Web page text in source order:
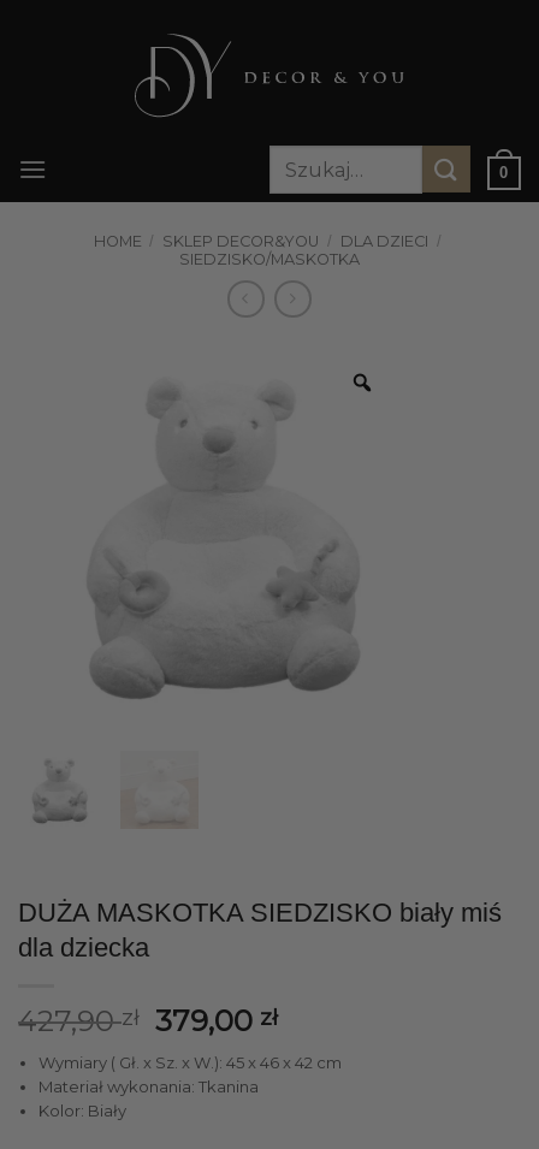
Szukaj:
0
HOME / SKLEP DECOR&YOU / DLA DZIECI /
SIEDZISKO/MASKOTKA
DUŻA MASKOTKA SIEDZISKO biały miś
dla dziecka
427,90zł Pierwotna
cena
wynosiła:
379,00 złAktualna
cena
wynosi:
Wymiary ( Gł. x Sz. x W.): 45 x 46 x 42 cm
Materiał wykonania: Tkanina
Kolor: Biały